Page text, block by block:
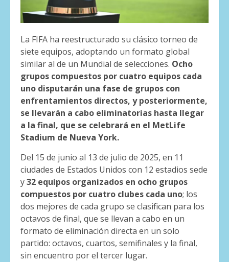
La FIFA ha reestructurado su clásico torneo de
siete equipos, adoptando un formato global
similar al de un Mundial de selecciones. Ocho
grupos compuestos por cuatro equipos cada
uno disputarán una fase de grupos con
enfrentamientos directos, y posteriormente,
se llevarán a cabo eliminatorias hasta llegar
a la final, que se celebrará en el MetLife
Stadium de Nueva York.
Del 15 de junio al 13 de julio de 2025, en 11
ciudades de Estados Unidos con 12 estadios sede
y32 equipos organizados en ocho grupos
compuestos por cuatro clubes cada uno; los
dos mejores de cada grupo se clasifican para los
octavos de final, que se llevan a cabo en un
formato de eliminación directa en un solo
partido: octavos, cuartos, semifinales y la final,
sin encuentro por el tercer lugar.